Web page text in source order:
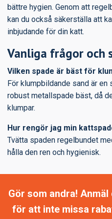
bättre hygien. Genom att
kan du också säkerställa att
inbjudande för din katt.
Vanliga frågor och
Vilken spade är bäst för
För klumpbildande sand är
robust metallspade bäst, då
klumpar.
Hur rengör jag min
Tvätta spaden regelbundet
hålla den ren och hygienisk.
Gör som andra!
för att inte missa